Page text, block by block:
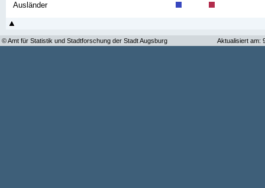
Ausländer
© Amt für Statistik und Stadtforschung der Stadt Augsburg Aktualisiert am: